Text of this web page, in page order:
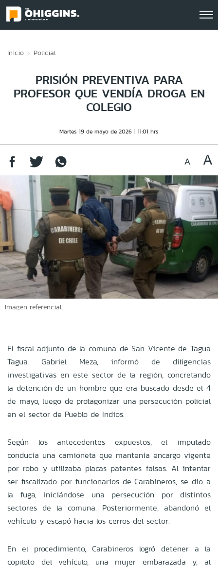
Inicio Policial
PRISIÓN PREVENTIVA PARA
PROFESOR QUE VENDÍA DROGA EN
COLEGIO
Martes 19 de mayo de 2026 11:01 hrs
Imagen referencial.
El fiscal adjunto de la comuna de San Vicente de Tagua
Tagua, Gabriel Meza, informó de diligencias
investigativas en este sector de la región, concretando
la detención de un hombre que era buscado desde el 4
de mayo, luego de protagonizar una persecución policial
en el sector de Pueblo de Indios.
Según los antecedentes expuestos, el imputado
conducía una camioneta que mantenía encargo vigente
por robo y utilizaba placas patentes falsas. Al intentar
ser fiscalizado por funcionarios de Carabineros, se dio a
la fuga, iniciándose una persecución por distintos
sectores de la comuna. Posteriormente, abandonó el
vehículo y escapó hacia los cerros del sector.
En el procedimiento, Carabineros logró detener a la
copiloto del vehículo, una mujer embarazada y, al